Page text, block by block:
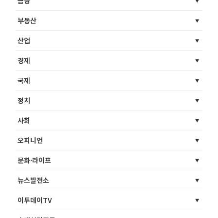
부동산
산업
경제
국제
정치
사회
오피니언
문화·라이프
뉴스발전소
이투데이TV